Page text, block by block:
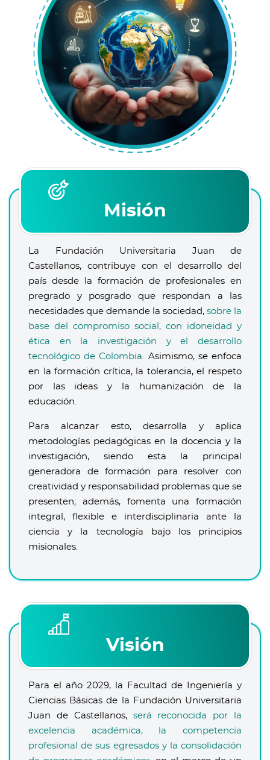
Misión
La Fundación Universitaria Juan de
Castellanos, contribuye con el desarrollo del
país desde la formación de profesionales en
pregrado y posgrado que respondan a las
necesidades que demande la sociedad, sobre la
base del compromiso social, con idoneidad y
ética en la investigación y el desarrollo
tecnológico de Colombia. Asimismo, se enfoca
en la formación crítica, la tolerancia, el respeto
por las ideas y la humanización de la
educación.
Para alcanzar esto, desarrolla y aplica
metodologías pedagógicas en la docencia y la
investigación, siendo esta la principal
generadora de formación para resolver con
creatividad y responsabilidad problemas que se
presenten; además, fomenta una formación
integral, flexible e interdisciplinaria ante la
ciencia y la tecnología bajo los principios
misionales.
Visión
Para el año 2029, la Facultad de Ingeniería y
Ciencias Básicas de la Fundación Universitaria
Juan de Castellanos, será reconocida por la
excelencia académica, la competencia
profesional de sus egresados y la consolidación